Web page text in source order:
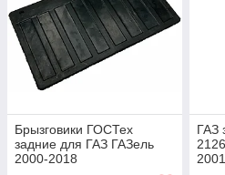
Брызговики ГОСТех
задние для ГАЗ ГАЗель
2000-2018
ГАЗ